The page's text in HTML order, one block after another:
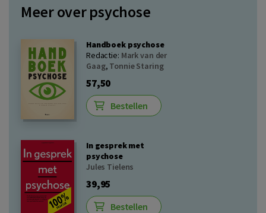
Meer over psychose
Handboek psychose
Redactie: Mark van der
Gaag, Tonnie Staring
57,50
Bestellen
In gesprek met
psychose
Jules Tielens
39,95
Bestellen